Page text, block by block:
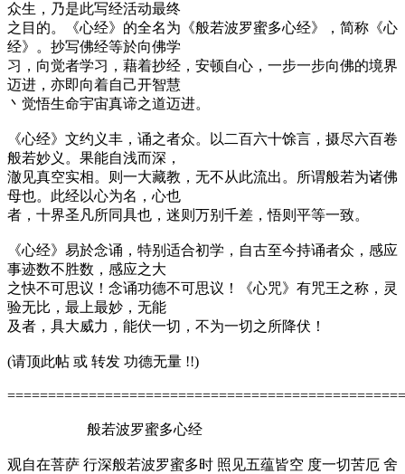
众生，乃是此写经活动最终
之目的。《心经》的全名为《般若波罗蜜多心经》，简称《心
经》。抄写佛经等於向佛学
习，向觉者学习，藉着抄经，安顿自心，一步一步向佛的境界
迈进，亦即向着自己开智慧
丶觉悟生命宇宙真谛之道迈进。
《心经》文约义丰，诵之者众。以二百六十馀言，摄尽六百卷
般若妙义。果能自浅而深，
澈见真空实相。则一大藏教，无不从此流出。所谓般若为诸佛
母也。此经以心为名，心也
者，十界圣凡所同具也，迷则万别千差，悟则平等一致。
《心经》易於念诵，特别适合初学，自古至今持诵者众，感应
事迹数不胜数，感应之大
之快不可思议！念诵功德不可思议！《心咒》有咒王之称，灵
验无比，最上最妙，无能
及者，具大威力，能伏一切，不为一切之所降伏！
(请顶此帖 或 转发 功德无量 !!)
般若波罗蜜多心经
观自在菩萨 行深般若波罗蜜多时 照见五蕴皆空 度一切苦厄 舍